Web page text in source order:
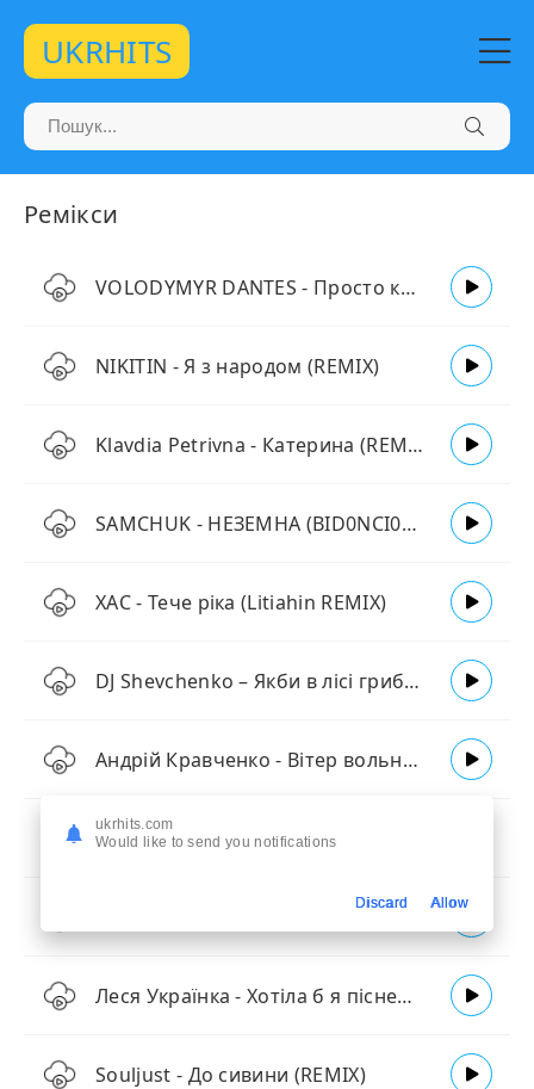
UKRHITS
Ремікси
VOLODYMYR DANTES - Просто кохаю (REMIX)
NIKITIN - Я з народом (REMIX)
Klavdia Petrivna - Катерина (REMIX)
SAMCHUK - НЕЗЕМНА (BID0NCI0N REMIX)
ХАС - Тече ріка (Litiahin REMIX)
DJ Shevchenko – Якби в лісі гриби не родили (Folk Remix)
Андрій Кравченко - Вітер вольний (KARMV Remix)
Dj Taras - Крила (Ліна Костенко)
Леся Українка - Хотіла б я піснею стати (Блюз Remix)
Souljust - До сивини (REMIX)
ukrhits.com
Would like to send you notifications
Discard Allow